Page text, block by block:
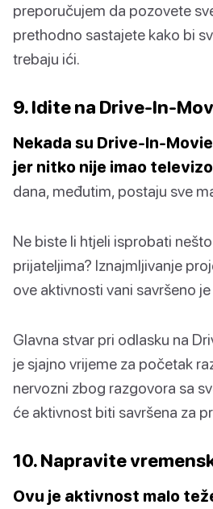
preporučujem da pozovete
prethodno sastajete kako bi
trebaju ići.
9. Idite na Drive-In-
Nekada su Drive-In-
jer nitko nije imao
dana, međutim, postaju sve
Ne biste li htjeli isprobati
prijateljima? Iznajmljivanje
ove aktivnosti vani savršeno
Glavna stvar pri odlasku na
je sjajno vrijeme za početak
nervozni zbog razgovora sa
će aktivnost biti savršena za
10. Napravite
Ovu je aktivnost malo